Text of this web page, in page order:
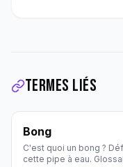
Termes liés
Bong
C'est quoi un bong ?
cette pipe à eau.